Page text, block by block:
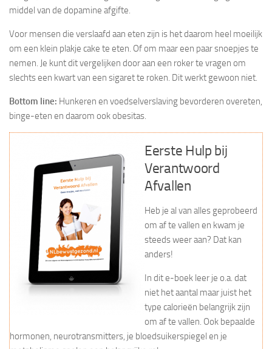
middel van de dopamine afgifte.
Voor mensen die verslaafd aan eten zijn is het daarom heel moeilijk
om een klein plakje cake te eten. Of om maar een paar snoepjes te
nemen. Je kunt dit vergelijken door aan een roker te vragen om
slechts een kwart van een sigaret te roken. Dit werkt gewoon niet.
Bottom line: Hunkeren en voedselverslaving bevorderen overeten,
binge-eten en daarom ook obesitas.
Eerste Hulp bij
Verantwoord
Afvallen
Heb je al van alles geprobeerd
om af te vallen en kwam je
steeds weer aan? Dat kan
anders!
In dit e-boek leer je o.a. dat
niet het aantal maar juist het
type calorieën belangrijk zijn
om af te vallen. Ook bepaalde
hormonen, neurotransmitters, je bloedsuikerspiegel en je